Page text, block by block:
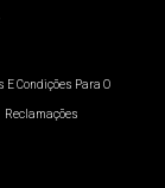
E Condições Para O
Reclamações